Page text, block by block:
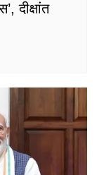
दीक्षांत